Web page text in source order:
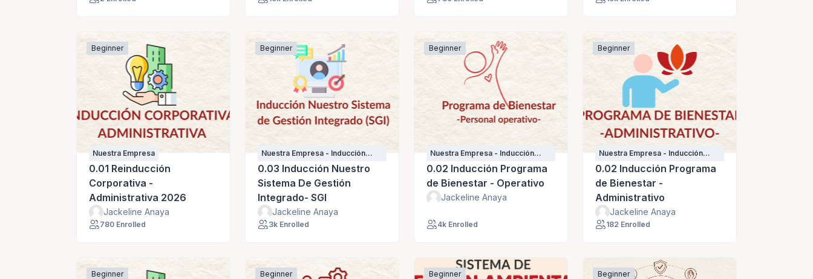
Beginner
Nuestra Empresa
0.01 Reinducción
Corporativa -
Administrativa 2026
Jackeline Anaya
780 Enrolled
Beginner
Nuestra Empresa - Inducción
personal nuevo
0.03 Inducción Nuestro
Sistema De Gestión
Integrado- SGI
Jackeline Anaya
3k Enrolled
Beginner
Nuestra Empresa - Inducción
personal nuevo
0.02 Inducción Programa
de Bienestar - Operativo
Jackeline Anaya
4k Enrolled
Beginner
Nuestra Empresa - Inducción
personal nuevo
0.02 Inducción Programa
de Bienestar -
Administrativo
Jackeline Anaya
182 Enrolled
Beginner Beginner Beginner Beginner